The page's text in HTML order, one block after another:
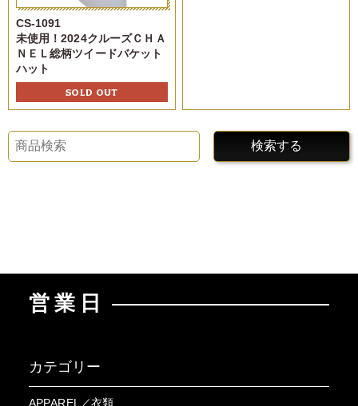
CS-1091
未使用！2024クルーズＣＨＡ
ＮＥＬ総柄ツイードバケット
ハット
SOLD OUT
検索する
営業日
カテゴリー
APPAREL／衣類